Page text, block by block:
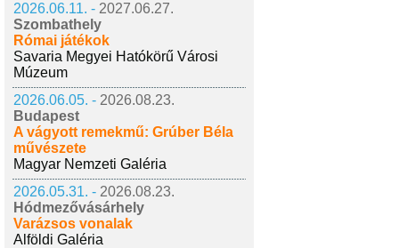
2026.06.11. - 2027.06.27.
Szombathely
Római játékok
Savaria Megyei Hatókörű Városi
Múzeum
2026.06.05. - 2026.08.23.
Budapest
A vágyott remekmű: Grúber Béla
művészete
Magyar Nemzeti Galéria
2026.05.31. - 2026.08.23.
Hódmezővásárhely
Varázsos vonalak
Alföldi Galéria